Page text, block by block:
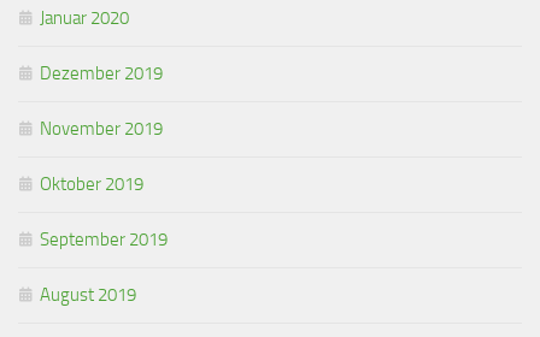
Januar 2020
Dezember 2019
November 2019
Oktober 2019
September 2019
August 2019